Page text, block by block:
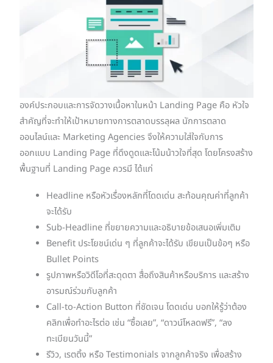
องค์ประกอบและการจัดวางเนื้อหาในหน้า Landing Page คือ หัวใจ
สำคัญที่จะทำให้เป้าหมายทางการตลาดบรรลุผล นักการตลาด
ออนไลน์และ Marketing Agencies จึงให้ความใส่ใจกับการ
ออกแบบ Landing Page ที่ดึงดูดและโน้มน้าวใจที่สุด โดยโครงสร้าง
พื้นฐานที่ Landing Page ควรมี ได้แก่
Headline หรือหัวเรื่องหลักที่โดดเด่น สะท้อนคุณค่าที่ลูกค้า
จะได้รับ
Sub-Headline ที่ขยายความและอธิบายข้อเสนอเพิ่มเติม
Benefit ประโยชน์เด่น ๆ ที่ลูกค้าจะได้รับ เขียนเป็นข้อๆ หรือ
Bullet Points
รูปภาพหรือวิดีโอที่สะดุดตา สื่อถึงสินค้าหรือบริการ และสร้าง
อารมณ์ร่วมกับลูกค้า
Call-to-Action Button ที่ชัดเจน โดดเด่น บอกให้รู้ว่าต้อง
คลิกเพื่อทำอะไรต่อ เช่น “ซื้อเลย”, “ดาวน์โหลดฟรี”, “ลง
ทะเบียนวันนี้”
รีวิว, เรตติ้ง หรือ Testimonials จากลูกค้าจริง เพื่อสร้าง